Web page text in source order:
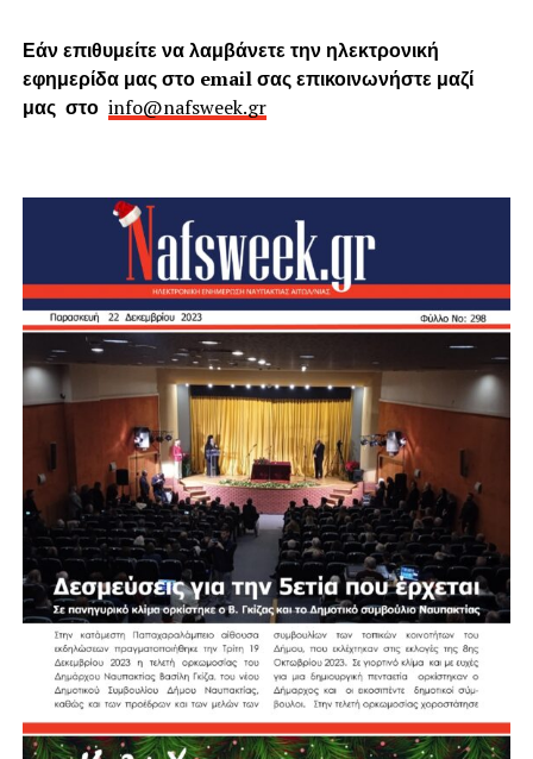
Εάν επιθυμείτε να λαμβάνετε την ηλεκτρονική
εφημερίδα μας στο email σας επικοινωνήστε μαζί
μας στο info@nafsweek.gr